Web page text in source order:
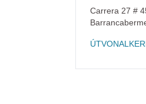
Carrera 27 #